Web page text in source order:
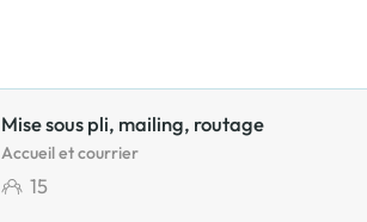
Mise sous pli, mailing, routage
Accueil et courrier
15